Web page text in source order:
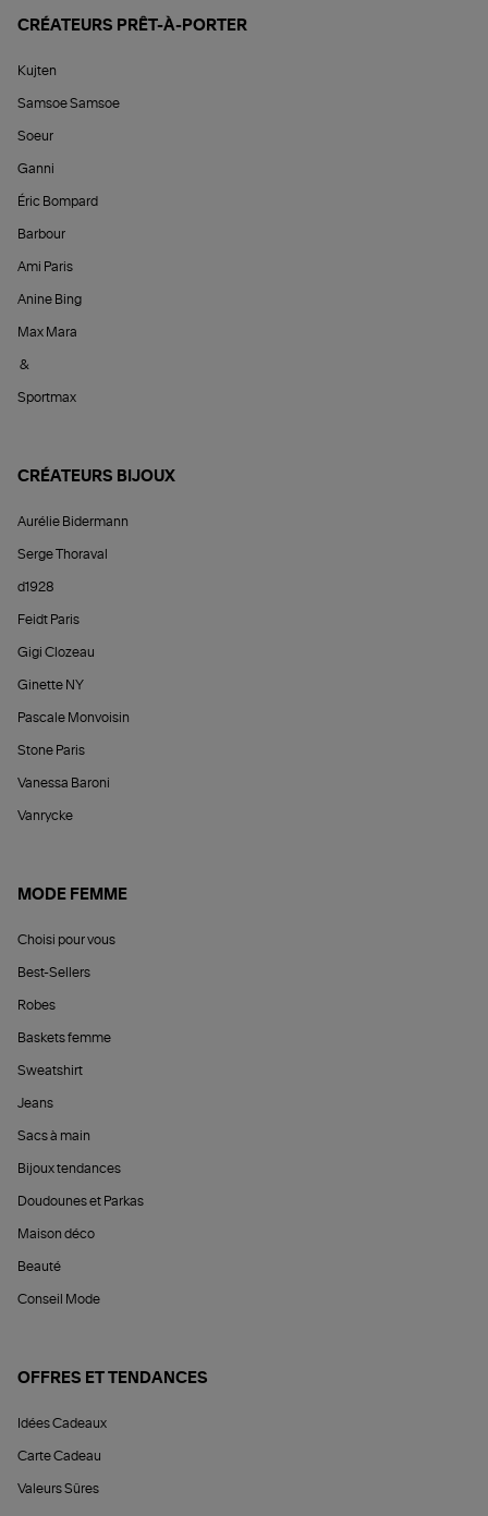
CRÉATEURS PRÊT-À-PORTER
Kujten
Samsoe Samsoe
Soeur
Ganni
Éric Bompard
Barbour
Ami Paris
Anine Bing
Max Mara
&
Sportmax
CRÉATEURS BIJOUX
Aurélie Bidermann
Serge Thoraval
d1928
Feidt Paris
Gigi Clozeau
Ginette NY
Pascale Monvoisin
Stone Paris
Vanessa Baroni
Vanrycke
MODE FEMME
Choisi pour vous
Best-Sellers
Robes
Baskets femme
Sweatshirt
Jeans
Sacs à main
Bijoux tendances
Doudounes et Parkas
Maison déco
Beauté
Conseil Mode
OFFRES ET TENDANCES
Idées Cadeaux
Carte Cadeau
Valeurs Sûres